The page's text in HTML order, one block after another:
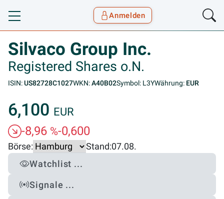
Toggle navigation
Anmelden
Silvaco Group Inc.
Registered Shares o.N.
ISIN:US82728C1027WKN:A40B02Symbol: L3YWährung: EUR
6,100 EUR
-8,96 %-0,600
Börse: Stand:07.08.
Watchlist ...
Signale ...